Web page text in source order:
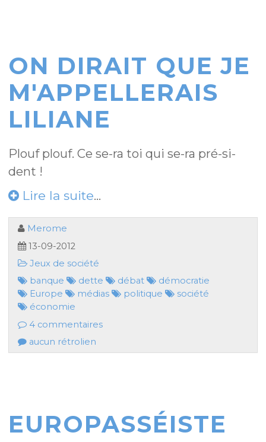
ON DIRAIT QUE JE
M'APPELLERAIS
LILIANE
Plouf plouf. Ce se-ra toi qui se-ra pré-si-
dent !
Lire la suite...
Merome
13-09-2012
Jeux de société
banque
dette débat
démocratie
Europe
médias politique
société
économie
4 commentaires
aucun rétrolien
EUROPASSÉISTE